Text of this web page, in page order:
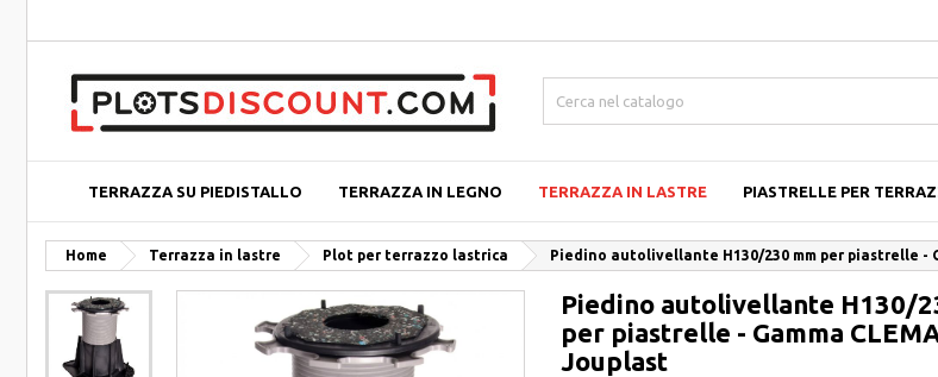
TERRAZZA SU PIEDISTALLO TERRAZZA IN LEGNO TERRAZZA IN LASTRE PIASTRELLE PER
Home Terrazza in lastre Plot per terrazzo lastrica Piedino autolivellante H130/230 mm per piastrelle -
Piedino autolivellante H130/
per piastrelle - Gamma
Jouplast